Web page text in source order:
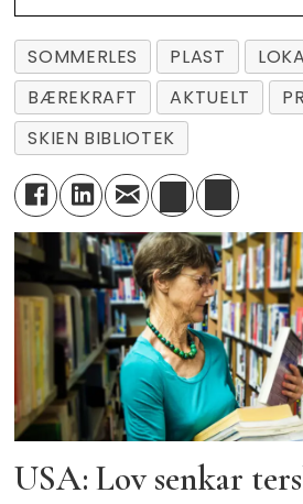
SOMMERLES PLAST
BÆREKRAFT
AKTUELT
SKIEN BIBLIOTEK
USA: Lov senkar